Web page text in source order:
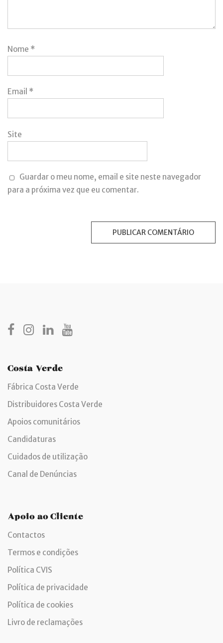
Nome *
Email *
Site
Guardar o meu nome, email e site neste navegador
para a próxima vez que eu comentar.
Costa Verde
Fábrica Costa Verde
Distribuidores Costa Verde
Apoios comunitários
Candidaturas
Cuidados de utilização
Canal de Denúncias
Apoio ao Cliente
Contactos
Termos e condições
Política CVIS
Política de privacidade
Política de cookies
Livro de reclamações